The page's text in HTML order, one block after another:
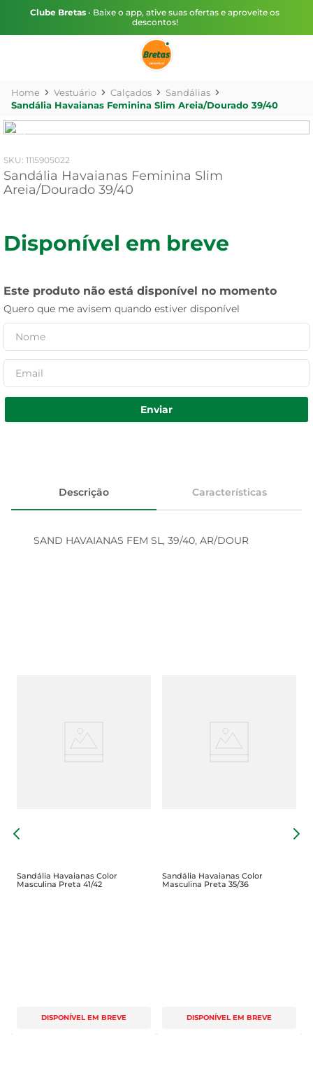
Clube Bretas • Baixe o app, ative suas ofertas e aproveite os
descontos!
Vestuário Calçados
Sandálias
Sandália Havaianas Feminina Slim Areia/Dourado 39/40
: 1115905022
Sandália Havaianas Feminina Slim
Areia/Dourado 39/40
Disponível em breve
Este produto não está disponível no momento
Quero que me avisem quando estiver disponível
Enviar
Descrição Características
SAND HAVAIANAS FEM SL, 39/40, AR/DOUR
Sandália Havaianas Color
Masculina Preta 41/42
DISPONÍVEL EM BREVE
Sandália Havaianas Color
Masculina Preta 35/36
DISPONÍVEL EM BREVE